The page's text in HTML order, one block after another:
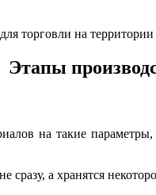
торговли на
Этапы
на такие
а хранятся